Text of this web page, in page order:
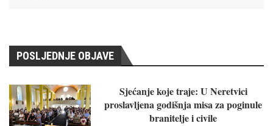
POSLJEDNJE OBJAVE
Sjećanje koje traje: U Neretvici
proslavljena godišnja misa za poginule
branitelje i civile